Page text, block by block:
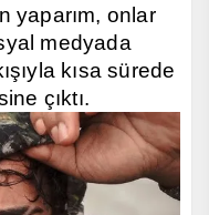
yaparım, onlar
medyada
kısa sürede
çıktı.